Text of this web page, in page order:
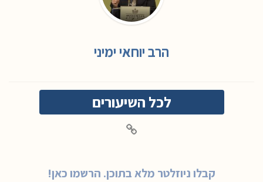
הרב יוחאי ימיני
לכל השיעורים
קבלו ניוזלטר מלא בתוכן. הרשמו כאן!